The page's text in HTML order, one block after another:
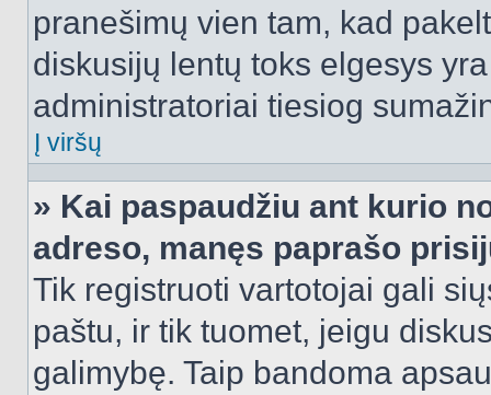
pranešimų vien tam, kad
diskusijų lentų toks elgesys
administratoriai tiesiog
Į viršų
» Kai paspaudžiu ant kurio
adreso, manęs paprašo
Tik registruoti vartotojai gali
paštu, ir tik tuomet, jeigu
galimybę. Taip bandoma